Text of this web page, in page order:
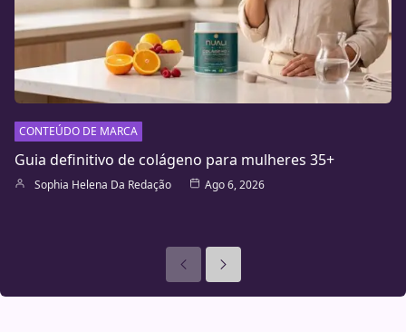
CONTEÚDO DE MARCA
Guia definitivo de colágeno para mulheres 35+
Sophia Helena Da Redação Ago 6, 2026
AnterioresSeguinte